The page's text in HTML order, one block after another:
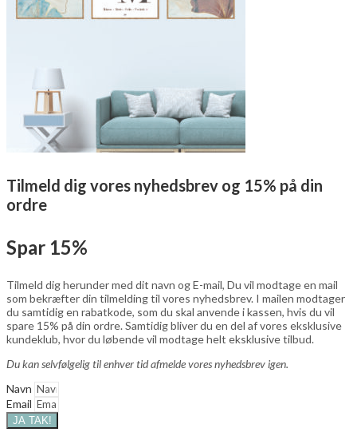
Tilmeld dig vores nyhedsbrev og 15% på din
ordre
Spar 15%
Tilmeld dig herunder med dit navn og E-mail, Du vil modtage en mail
som bekræfter din tilmelding til vores nyhedsbrev. I mailen modtager
du samtidig en rabatkode, som du skal anvende i kassen, hvis du vil
spare 15% på din ordre. Samtidig bliver du en del af vores eksklusive
kundeklub, hvor du løbende vil modtage helt eksklusive tilbud.
Du kan selvfølgelig til enhver tid afmelde vores nyhedsbrev igen.
Navn
Email
JA TAK!